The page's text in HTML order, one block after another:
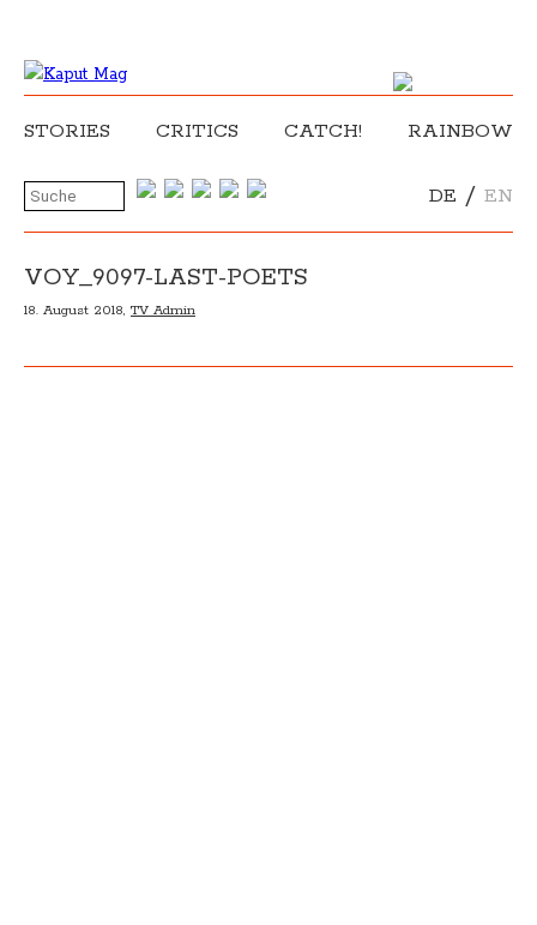
STORIES CRITICS CATCH! RAINBOW
DE / EN
VOY_9097-LAST-POETS
18. August 2018, TV Admin